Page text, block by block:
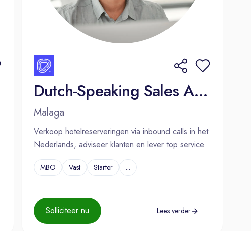
Dutch-Speaking Sales Agent – Hotel Reservations (Málaga)
Malaga
Verkoop hotelreserveringen via inbound calls in het
Nederlands, adviseer klanten en lever top service.
MBO Vast Starter ...
Solliciteer nu Lees verder